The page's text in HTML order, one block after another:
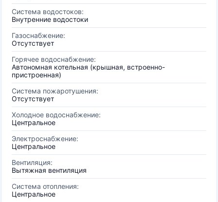
Система водостоков:
Внутренние водостоки
Газоснабжение:
Отсутствует
Горячее водоснабжение:
Автономная котельная (крышная, встроенно-
пристроенная)
Система пожаротушения:
Отсутствует
Холодное водоснабжение:
Центральное
Электроснабжение:
Центральное
Вентиляция:
Вытяжная вентиляция
Система отопления:
Центральное